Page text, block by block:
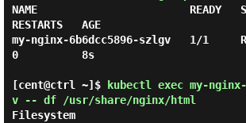
NAME                        READY
RESTARTS   AGE
my-nginx-6b6dcc5896-szlgv   1/1
0          8s
[cent@ctrl ~]$
kubectl exec my-
v -- df /usr/share/nginx/html
Filesystem